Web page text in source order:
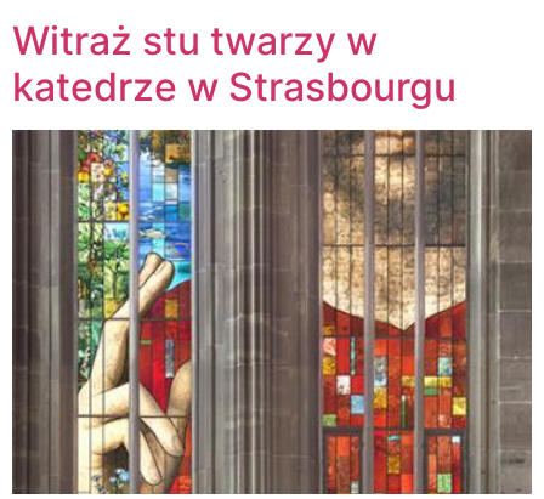
Witraż stu twarzy w
katedrze w Strasbourgu